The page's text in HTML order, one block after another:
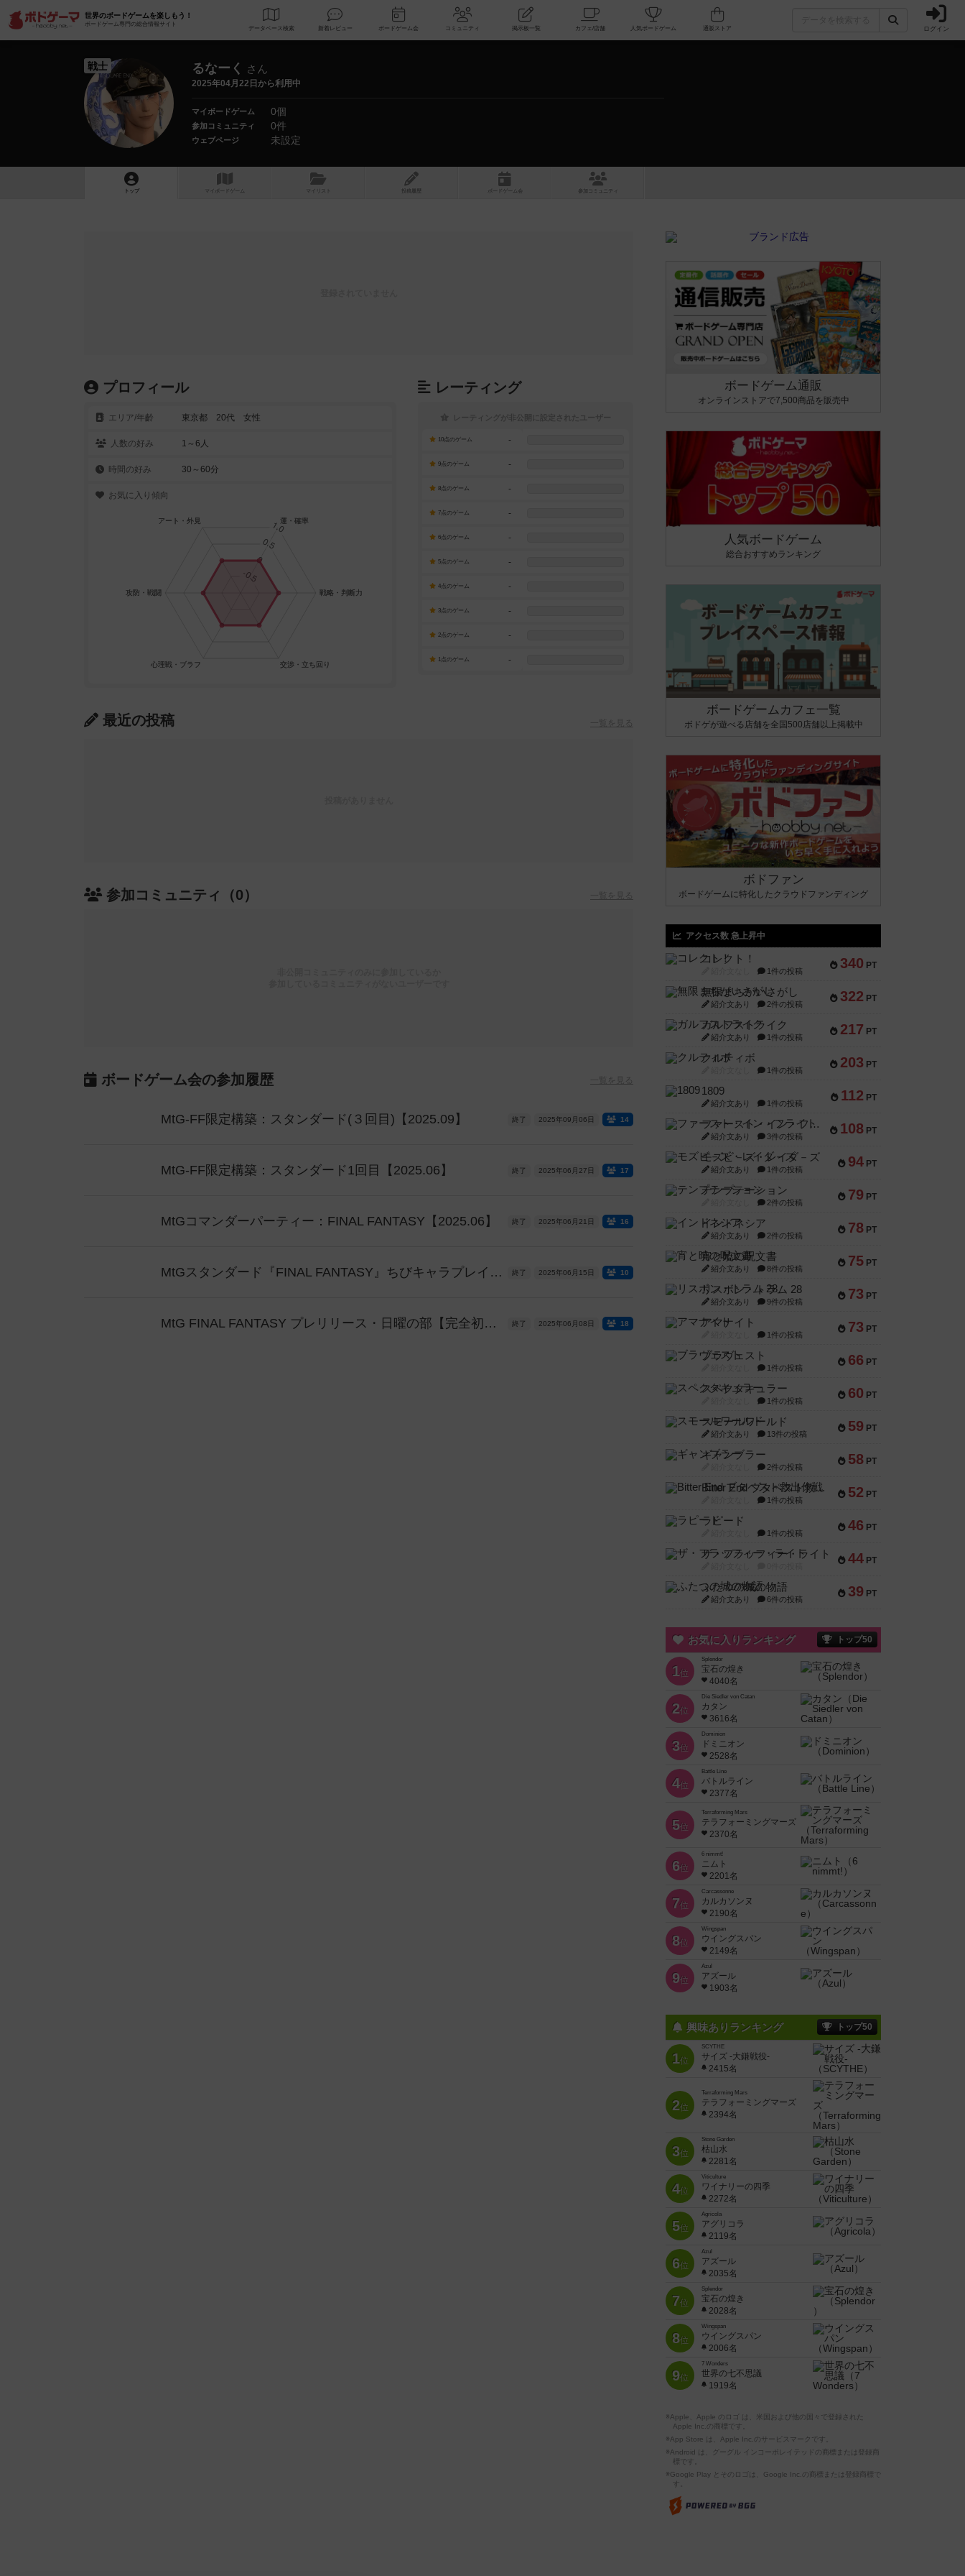
世界のボードゲームを楽しもう！
ボードゲーム専門の総合情報サイト
データベース 検索 新着レビュー ボードゲーム会 コミュニティ 掲示板一覧 カフェ/店舗 人気ボードゲーム ログイン
戦士 るなーく さん
2025年04月22日から利用中
マイボードゲーム 0個
参加コミュニティ 0件
ウェブページ 未設定
トップ マイボードゲーム マイリスト 投稿履歴 ボ ドゲ ーム コミュニティ
プロフィール
エリア/年齡 東京都 20代 女性
人数の好み 1～6人
時間の好み 30～60分
お気に入り傾向
レーティング
10点のゲーム -
9点のゲーム -
8点のゲーム -
7点のゲーム -
6点のゲーム -
5点のゲーム -
4点のゲーム -
3点のゲーム -
2点のゲーム -
1点のゲーム -
最近の投稿 一覧を見る
参加コミュニティ（0） 一覧を見る
ボードゲーム会の参加履歴 一覧を見る
MtG-FF限定構築：スタンダード(３回目)【2025.09】 終了 2025年09月06日 14
MtG-FF限定構築：スタンダード1回目【2025.06】 終了 2025年06月27日 17
MtGコマンダーパーティー：FINAL FANTASY【2025.06】 終了 2025年06月21日 16
MtGスタンダード『FINAL FANTASY』ちびキャラプレイマットじゃんけん争奪戦【2025.06】 終了 2025年06月15日 10
MtG FINAL FANTASY プレリリース・日曜の部【完全初心者・未経験者向け】 終了 2025年06月08日 18
ボードゲーム通販
オンラインストアで7,500商品を販売中
人気ボードゲーム
総合おすすめランキング
ボードゲームカフェ一覧
ボドゲが遊べる店舗を全国500店舗以上掲載中
ボドファン
ボードゲームに特化したクラウドファンディング
アクセス数 急上昇中
340 PT
コレクト！
1件の投稿
322 PT
無限まちがいさがし
紹介文あり 2件の投稿
217 PT
ガルフストライク
紹介文あり 1件の投稿
203 PT
クルティボ
1件の投稿
112 PT
1809
紹介文あり 1件の投稿
108 PT
ファースト・イン・フライト
紹介文あり 3件の投稿
94 PT
モズビ－ズ・レイダ－ズ
紹介文あり 1件の投稿
79 PT
テンプテーション
2件の投稿
78 PT
インドネシア
紹介文あり 2件の投稿
75 PT
宵と暁の呪文書
紹介文あり 8件の投稿
73 PT
リスボン・トラム 28
紹介文あり 9件の投稿
73 PT
アマナイト
1件の投稿
66 PT
ブラヴェスト
1件の投稿
60 PT
スペクタキュラー
1件の投稿
59 PT
スモールワールド
紹介文あり 13件の投稿
58 PT
ギャンブラー
2件の投稿
52 PT
Bitter End ブタペスト救出作戦
1件の投稿
46 PT
ラピード
1件の投稿
44 PT
ザ・フラッフィー・ライト
39 PT
ふたつの城の物語
紹介文あり 6件の投稿
お気に入りランキング トップ50
1位
Splendor
宝石の煌き
4040名
2位
Die Siedler von Catan
カタン
3616名
3位
Dominion
ドミニオン
2528名
4位
Battle Line
バトルライン
2377名
5位
Terraforming Mars
テラフォーミングマーズ
2370名
6位
6 nimmt!
ニムト
2201名
7位
Carcassonne
カルカソンヌ
2190名
8位
Wingspan
ウイングスパン
2149名
9位
Azul
アズール
1903名
興味ありランキング トップ50
1位
SCYTHE
サイズ -大鎌戦役-
2415名
2位
Terraforming Mars
テラフォーミングマーズ
2394名
3位
Stone Garden
枯山水
2281名
4位
Viticulture
ワイナリーの四季
2272名
5位
Agricola
アグリコラ
2119名
6位
Azul
アズール
2035名
7位
Splendor
宝石の煌き
2028名
8位
Wingspan
ウイングスパン
2006名
9位
7 Wonders
世界の七不思議
1919名
※Apple、Apple のロゴ は、米国および他の国々で登録された
Apple Inc.の商標です。
※App Store は、Apple Inc.のサービスマークです。
※Android は、グーグル インコーポレイテッドの商標または登録商
標です。
※Google Play とそのロゴは、Google Inc.の商標または登録商標で
す。